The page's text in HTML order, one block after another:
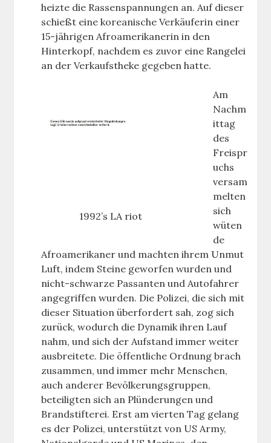
heizte die Rassenspannungen an. Auf dieser
schießt eine koreanische Verkäuferin einer
15-jährigen Afroamerikanerin in den
Hinterkopf, nachdem es zuvor eine Rangelei
an der Verkaufstheke gegeben hatte.
1992’s LA riot
Am
Nachm
ittag
des
Freispr
uchs
versam
melten
sich
wüten
de
Afroamerikaner und machten ihrem Unmut
Luft, indem Steine geworfen wurden und
nicht-schwarze Passanten und Autofahrer
angegriffen wurden. Die Polizei, die sich mit
dieser Situation überfordert sah, zog sich
zurück, wodurch die Dynamik ihren Lauf
nahm, und sich der Aufstand immer weiter
ausbreitete. Die öffentliche Ordnung brach
zusammen, und immer mehr Menschen,
auch anderer Bevölkerungsgruppen,
beteiligten sich an Plünderungen und
Brandstifterei. Erst am vierten Tag gelang
es der Polizei, unterstützt von US Army,